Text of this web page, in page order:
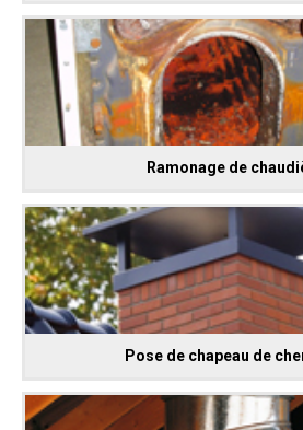
Ramonage de
Pose de chapeau de